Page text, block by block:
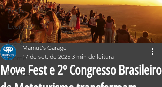
Estilo
Eventos
Geral
Home
Mundo
Move Fest e 2º Congresso Brasileiro
Mamut's Garage
17 de set. de 2025 3 min de leitura